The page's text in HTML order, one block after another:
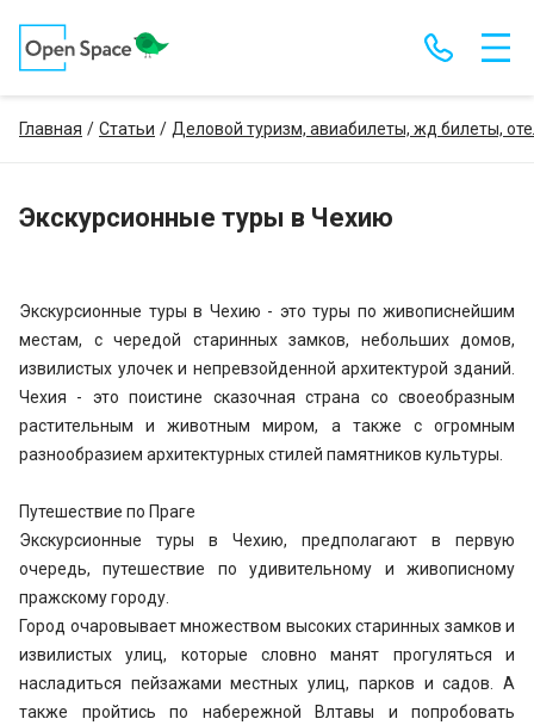
Главная Статьи Деловой туризм, авиабилеты, жд билеты,
Экскурсионные туры в Чехию
Экскурсионные туры в Чехию - это туры по живописнейшим
местам, с чередой старинных замков, небольших домов,
извилистых улочек и непревзойденной архитектурой зданий.
Чехия - это поистине сказочная страна со своеобразным
растительным и животным миром, а также с огромным
разнообразием архитектурных стилей памятников культуры.
Путешествие по Праге
Экскурсионные туры в Чехию, предполагают в первую
очередь, путешествие по удивительному и живописному
пражскому городу.
Город очаровывает множеством высоких старинных замков и
извилистых улиц, которые словно манят прогуляться и
насладиться пейзажами местных улиц, парков и садов. А
также пройтись по набережной Влтавы и попробовать